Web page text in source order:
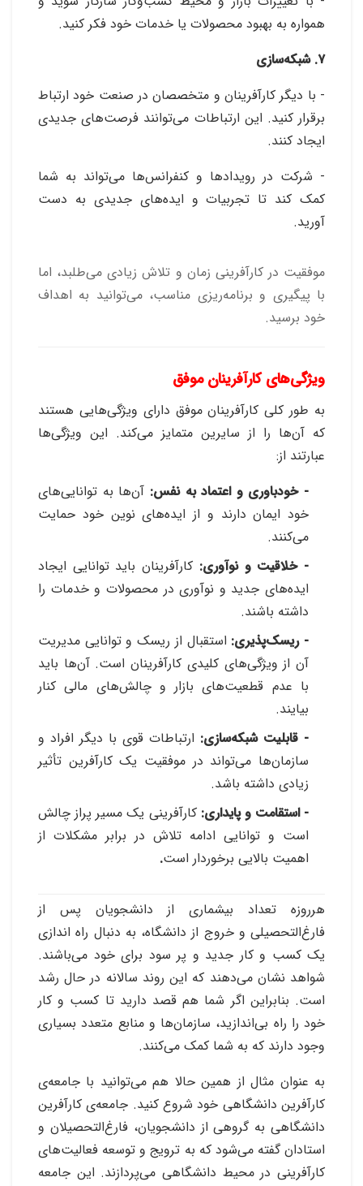
همواره به بهبود محصولات یا خدمات خود فکر کنید.
۷. شبکه‌سازی
- با دیگر کارآفرینان و متخصصان در صنعت خود ارتباط
برقرار کنید. این ارتباطات می‌توانند فرصت‌های جدیدی
ایجاد کنند.
- شرکت در رویدادها و کنفرانس‌ها می‌تواند به شما
کمک کند تا تجربیات و ایده‌های جدیدی به دست
آورید.
موفقیت در کارآفرینی زمان و تلاش زیادی می‌طلبد، اما
با پیگیری و برنامه‌ریزی مناسب، می‌توانید به اهداف
خود برسید.
ویژگی‌های کارآفرینان موفق
به طور کلی کارآفرینان موفق دارای ویژگی‌هایی هستند
که آن‌ها را از سایرین متمایز می‌کند. این ویژگی‌ها
عبارتند از:
- خودباوری و اعتماد به نفس: آن‌ها به توانایی‌های
خود ایمان دارند و از ایده‌های نوین خود حمایت
می‌کنند.
- خلاقیت و نوآوری: کارآفرینان باید توانایی ایجاد
ایده‌های جدید و نوآوری در محصولات و خدمات را
داشته باشند.
- ریسک‌پذیری: استقبال از ریسک و توانایی مدیریت
آن از ویژگی‌های کلیدی کارآفرینان است. آن‌ها باید
با عدم قطعیت‌های بازار و چالش‌های مالی کنار
بیایند.
- قابلیت شبکه‌سازی: ارتباطات قوی با دیگر افراد و
سازمان‌ها می‌تواند در موفقیت یک کارآفرین تأثیر
زیادی داشته باشد.
- استقامت و پایداری:کارآفرینی یک مسیر پراز چالش
است و توانایی ادامه تلاش در برابر مشکلات از
اهمیت بالایی برخوردار است.
هرروزه تعداد بیشماری از دانشجویان پس از
فارغ‌التحصیلی و خروج از دانشگاه، به دنبال راه اندازی
یک کسب و کار جدید و پر سود برای خود می‌باشند.
شواهد نشان می‌دهند که این روند سالانه در حال رشد
است. بنابراین اگر شما هم قصد دارید تا کسب و کار
خود را راه بی‌اندازید، سازمان‌ها و منابع متعدد بسیاری
وجود دارند که به شما کمک می‌کنند.
به عنوان مثال از همین حالا هم می‌توانید با جامعه‌ی
کارآفرین دانشگاهی خود شروع کنید. جامعه‌ی کارآفرین
دانشگاهی به گروهی از دانشجویان، فارغ‌التحصیلان و
استادان گفته می‌شود که به ترویج و توسعه فعالیت‌های
کارآفرینی در محیط دانشگاهی می‌پردازند. این جامعه